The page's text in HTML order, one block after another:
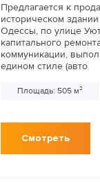
Предлагается к
историческом
Одессы, по улице
капитального
коммуникации,
едином стиле (авто
Площадь: 505 м²
Смотреть